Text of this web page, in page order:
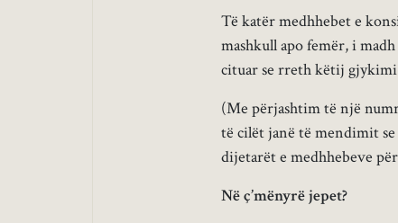
Të katër medhhebet e
mashkull apo femër, i
cituar se rreth këtij
(Me përjashtim të një
të cilët janë të mendimit
dijetarët e medhhebeve
Në ç’mënyrë jepet?